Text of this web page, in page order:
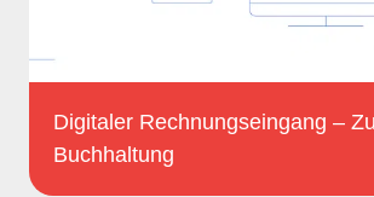
Digitaler Rechnungseingang –
Buchhaltung